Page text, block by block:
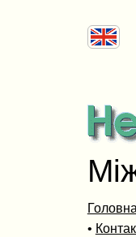
Головна
•